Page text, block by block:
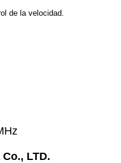
de la velocidad.
LTD.